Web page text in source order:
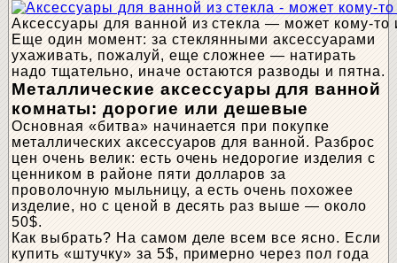
Аксессуары для ванной из стекла — может кому-то
Еще один момент: за стеклянными аксессуарами
ухаживать, пожалуй, еще сложнее — натирать
надо тщательно, иначе остаются разводы и пятна.
Металлические аксессуары для ванной
комнаты: дорогие или дешевые
Основная «битва» начинается при покупке
металлических аксессуаров для ванной. Разброс
цен очень велик: есть очень недорогие изделия с
ценником в районе пяти долларов за
проволочную мыльницу, а есть очень похожее
изделие, но с ценой в десять раз выше — около
50$.
Как выбрать? На самом деле всем все ясно. Если
купить «штучку» за 5$, примерно через пол года